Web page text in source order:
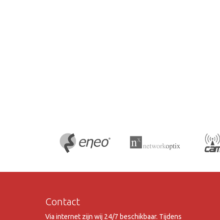
Contact
Via internet zijn wij 24/7 beschikbaar. Tijdens